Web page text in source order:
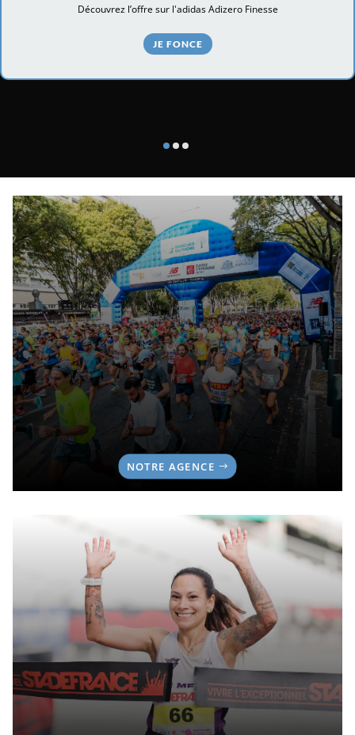
Découvrez l’offre sur l'adidas Adizero Finesse
JE FONCE
NOTRE AGENCE